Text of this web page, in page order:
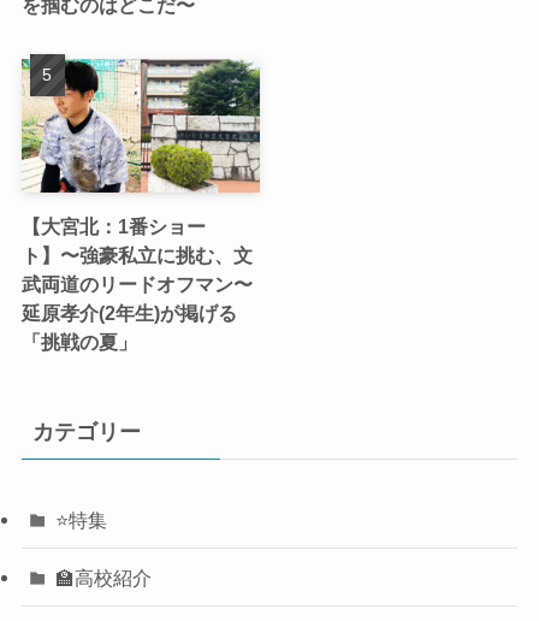
を掴むのはどこだ〜
【大宮北：1番ショー
ト】〜強豪私立に挑む、文
武両道のリードオフマン〜
延原孝介(2年生)が掲げる
「挑戦の夏」
カテゴリー
⭐️特集
🏫高校紹介